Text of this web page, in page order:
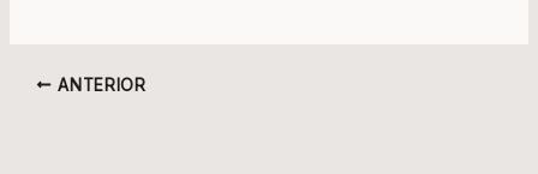
ANTERIOR